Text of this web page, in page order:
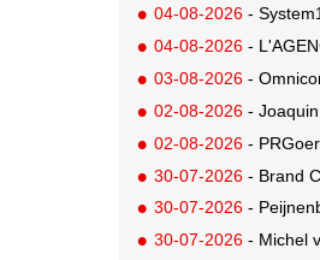
04-08-2026 -
04-08-2026 -
03-08-2026 -
02-08-2026 - Joaquin
02-08-2026 -
30-07-2026 - Brand
30-07-2026 -
30-07-2026 - Michel